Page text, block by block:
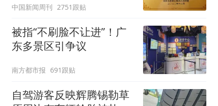
中国新闻周刊 2751跟贴
被指“不刷脸不让进”！广
东多景区引争议
南方都市报 691跟贴
自驾游客反映辉腾锡勒草